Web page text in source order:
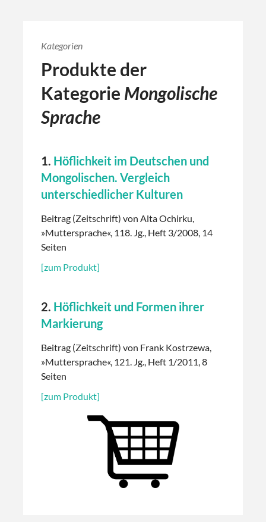
Kategorien
Produkte der
Kategorie Mongolische
Sprache
1. Höflichkeit im Deutschen und
Mongolischen. Vergleich
unterschiedlicher Kulturen
Beitrag (Zeitschrift) von Alta Ochirku,
»Muttersprache«, 118. Jg., Heft 3/2008, 14
Seiten
[zum Produkt]
2. Höflichkeit und Formen ihrer
Markierung
Beitrag (Zeitschrift) von Frank Kostrzewa,
»Muttersprache«, 121. Jg., Heft 1/2011, 8
Seiten
[zum Produkt]